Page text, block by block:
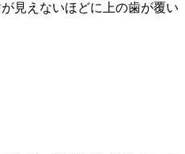
見えないほどに上の歯が覆い